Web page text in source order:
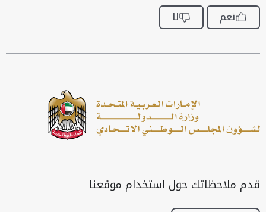
نعم لا
قدم ملاحظاتك حول استخدام موقعنا